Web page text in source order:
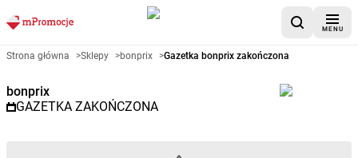
MENU
Gazetka promocyjna bonprix
Strona główna >Sklepy >bonprix >Gazetka bonprix zakończona
bonprix
GAZETKA ZAKOŃCZONA